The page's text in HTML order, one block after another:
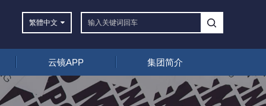
繁體中文
云镜APP 集团简介